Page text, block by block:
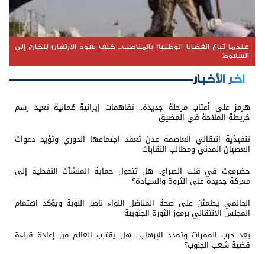
عندما تُباع القضايا الوطنية بالمناصب... كيف يقود الارتهان للخارج إلى
السقوط
اخر الأخبار
هرمز على أعتاب مرحلة جديدة.. تفاهمات إيرانية–عُمانية تعيد رسم
خريطة الملاحة في المضيق
تنفيذية انتقالي العاصمة عدن تعقد اجتماعها الدوري وتؤيد دعوات
العصيان المدني ومطالب النقابات
حضرموت في قلب الصراع.. هل تتحول حماية المنشآت النفطية إلى
معركة جديدة على الثروة والسيادة؟
الحالمي يطمئن على صحة المناضل اللواء ناصر النوبة ويؤكد اهتمام
المجلس الانتقالي برموز الثورة الجنوبية
بعد حرب الممرات وتمدد الإرهاب.. هل يقترب العالم من إعادة قراءة
قضية شعب الجنوب؟